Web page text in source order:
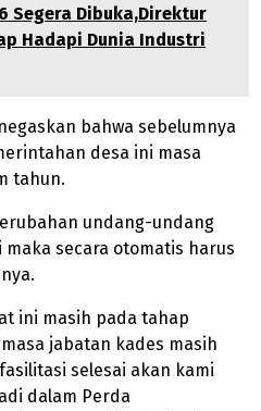
Segera Dibuka,Direktur
Hadapi Dunia Industri
bahwa sebelumnya
desa ini masa
tahun.
undang-undang
secara otomatis harus
ini masih pada tahap
jabatan kades masih
selesai akan kami
dalam Perda